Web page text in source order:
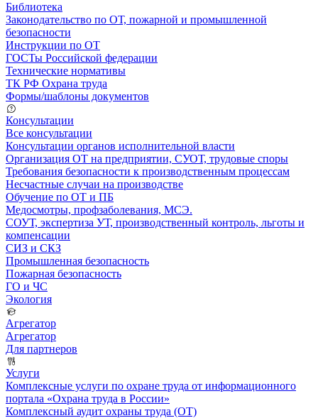
Библиотека
Законодательство по ОТ, пожарной и промышленной
безопасности
Инструкции по ОТ
ГОСТы Российской федерации
Технические нормативы
ТК РФ Охрана труда
Формы/шаблоны документов
Консультации
Все консультации
Консультации органов исполнительной власти
Организация ОТ на предприятии, СУОТ, трудовые споры
Требования безопасности к производственным процессам
Несчастные случаи на производстве
Обучение по ОТ и ПБ
Медосмотры, профзаболевания, МСЭ.
СОУТ, экспертиза УТ, производственный контроль, льготы и
компенсации
СИЗ и СКЗ
Промышленная безопасность
Пожарная безопасность
ГО и ЧС
Экология
Агрегатор
Агрегатор
Для партнеров
Услуги
Комплексные услуги по охране труда от информационного
портала «Охрана труда в России»
Комплексный аудит охраны труда (ОТ)